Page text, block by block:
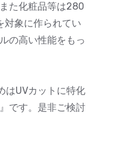
た化粧品等は280
対象に作られてい
の高い性能をもっ
はUVカットに特化
です。是非ご検討